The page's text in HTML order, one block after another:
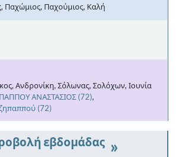
Παχώμιος, Παχούμιος, Καλή
Ανδρονίκη, Σόλωνας, Σολόχων, Ιουνία
ΑΝΑΣΤΑΣΙΟΣ (72),
(72)
»